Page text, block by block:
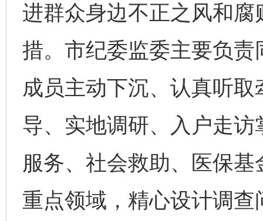
进群众身边不正之风和
措。市纪委监委主要负
成员主动下沉、认真听
导、实地调研、入户走
服务、社会救助、医保
重点领域，精心设计调